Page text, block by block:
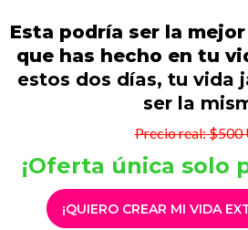
Esta podría ser la
que has hecho en tu
estos dos días, tu vida
ser la
Precio real: $500
¡Oferta única solo
¡QUIERO CREAR MI VIDA